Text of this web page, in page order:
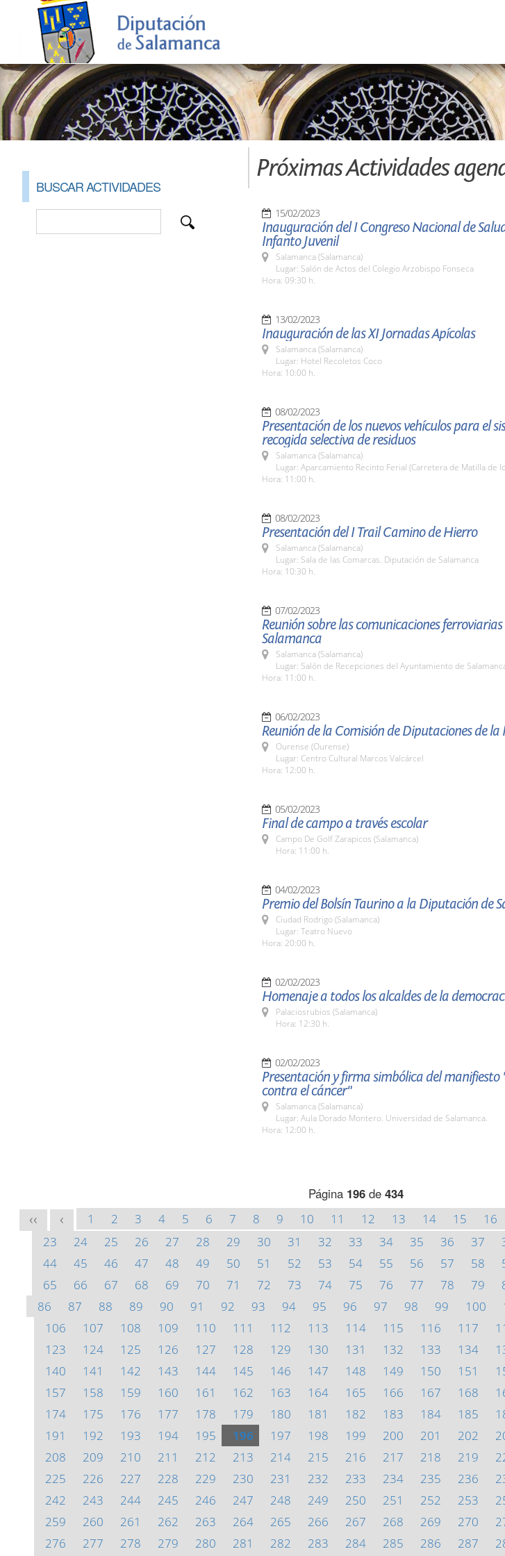
BUSCAR ACTIVIDADES
Próximas Actividades
15/02/2023
Inauguración del I Congreso Nacional de
Infanto Juvenil
Salamanca (Salamanca)
Lugar: Salón de Actos del Colegio Arzobispo Fonseca
Hora: 09:30 h.
13/02/2023
Inauguración de las XI Jornadas Apícolas
Salamanca (Salamanca)
Lugar: Hotel Recoletos Coco
Hora: 10:00 h.
08/02/2023
Presentación de los nuevos vehículos para el
recogida selectiva de residuos
Salamanca (Salamanca)
Lugar: Aparcamiento Recinto Ferial (Carretera de Matilla de
Hora: 11:00 h.
08/02/2023
Presentación del I Trail Camino de Hierro
Salamanca (Salamanca)
Lugar: Sala de las Comarcas. Diputación de Salamanca
Hora: 10:30 h.
07/02/2023
Reunión sobre las comunicaciones ferroviarias
Salamanca
Salamanca (Salamanca)
Lugar: Salón de Recepciones del Ayuntamiento de
Hora: 11:00 h.
06/02/2023
Reunión de la Comisión de Diputaciones de la
Ourense (Ourense)
Lugar: Centro Cultural Marcos Valcárcel
Hora: 12:00 h.
05/02/2023
Final de campo a través escolar
Campo De Golf Zarapicos (Salamanca)
Hora: 11:00 h.
04/02/2023
Premio del Bolsín Taurino a la Diputación de
Ciudad Rodrigo (Salamanca)
Lugar: Teatro Nuevo
Hora: 20:00 h.
02/02/2023
Homenaje a todos los alcaldes de la
Palaciosrubios (Salamanca)
Hora: 12:30 h.
02/02/2023
Presentación y firma simbólica del manifiesto
contra el cáncer"
Salamanca (Salamanca)
Lugar: Aula Dorado Montero. Universidad de Salamanca.
Hora: 12:00 h.
Página 196de 434
<< < 1 2 3 4 5 6 7 8 9 10 11 12 13 14 15 16
23
24 25 26 27 28 29 30 31 32 33 34 35 36 37
44
45 46 47 48 49 50 51 52 53 54 55 56 57 58
65
66 67 68 69 70 71 72 73 74 75 76 77 78 79
86
87 88 89 90 91 92 93 94 95 96 97 98 99 100
106
107 108 109 110 111 112 113 114 115 116 117
123
124 125 126 127 128 129 130 131 132 133 134
140
141 142 143 144 145 146 147 148 149 150 151
157
158 159 160 161 162 163 164 165 166 167 168
174
175 176 177 178 179 180 181 182 183 184 185
191
192 193 194 195 196 197 198 199 200 201 202
208
209 210 211 212 213 214 215 216 217 218 219
225
226 227 228 229 230 231 232 233 234 235 236
242
243 244 245 246 247 248 249 250 251 252 253
259
260 261 262 263 264 265 266 267 268 269 270
276
277 278 279 280 281 282 283 284 285 286 287